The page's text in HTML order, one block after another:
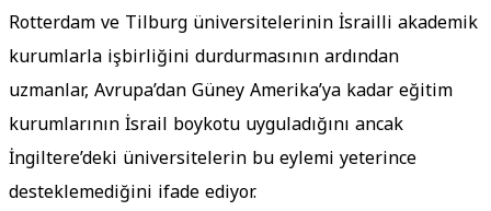
Rotterdam ve Tilburg üniversitelerinin İsrailli akademik
kurumlarla işbirliğini durdurmasının ardından
uzmanlar, Avrupa’dan Güney Amerika’ya kadar eğitim
kurumlarının İsrail boykotu uyguladığını ancak
İngiltere’deki üniversitelerin bu eylemi yeterince
desteklemediğini ifade ediyor.